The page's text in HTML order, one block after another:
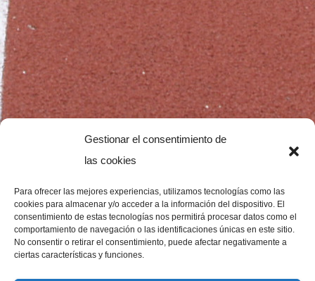
Gestionar el consentimiento de
las cookies
Para ofrecer las mejores experiencias, utilizamos tecnologías como las
cookies para almacenar y/o acceder a la información del dispositivo. El
consentimiento de estas tecnologías nos permitirá procesar datos como el
comportamiento de navegación o las identificaciones únicas en este sitio.
No consentir o retirar el consentimiento, puede afectar negativamente a
ciertas características y funciones.